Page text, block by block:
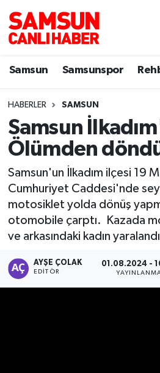
Samsun Samsunspor
HABERLER SAMSUN
Samsun
Ölümden
Samsun'un İlkadım ilçesi 19
Cumhuriyet Caddesi'nde
motosiklet yolda dönüş
otomobile çarptı. Kazada
ve arkasındaki kadın
AYŞE ÇOLAK
EDITÖR
01.08.2024 -
Samsun
Sokak Röportajları
Genel
Dünya
Eğitim
Sağlık
Yemek
Samsun Nöbetçi Eczaneler
Samsun Hava Durumu
Samsun Namaz Vakitleri
Samsun Trafik Yoğunluk
Süper Lig Puan Durumu
Tüm Manşetler
Son Dakika Haberleri
Haber Arşivi